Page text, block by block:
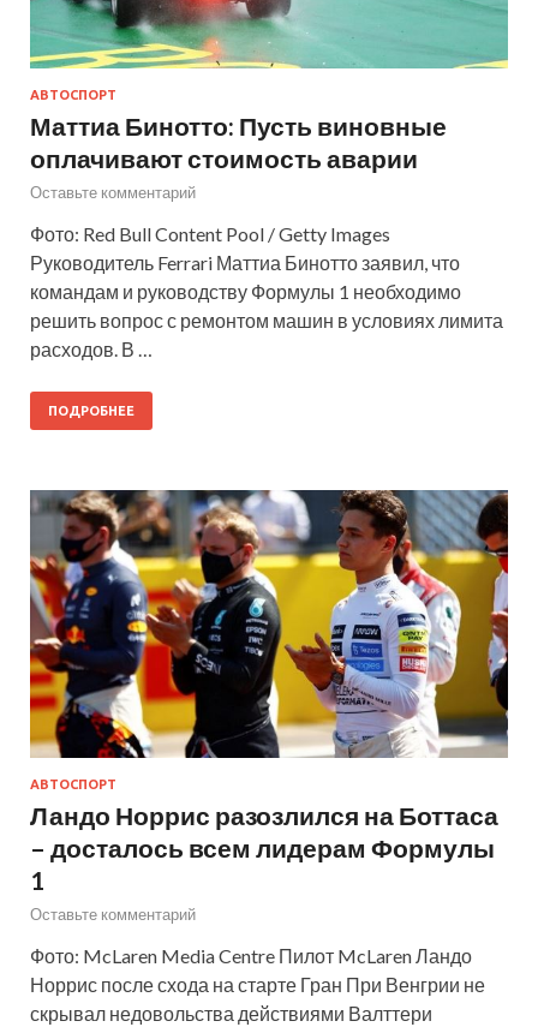
АВТОСПОРТ
Маттиа Бинотто: Пусть виновные
оплачивают стоимость аварии
Оставьте комментарий
Фото: Red Bull Content Pool / Getty Images
Руководитель Ferrari Маттиа Бинотто заявил, что
командам и руководству Формулы 1 необходимо
решить вопрос с ремонтом машин в условиях лимита
расходов. В …
ПОДРОБНЕЕ
АВТОСПОРТ
Ландо Норрис разозлился на Боттаса
– досталось всем лидерам Формулы
1
Оставьте комментарий
Фото: McLaren Media Centre Пилот McLaren Ландо
Норрис после схода на старте Гран При Венгрии не
скрывал недовольства действиями Валттери